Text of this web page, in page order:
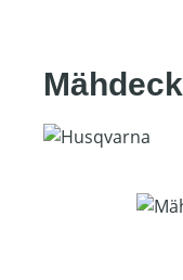
Bildergalerie